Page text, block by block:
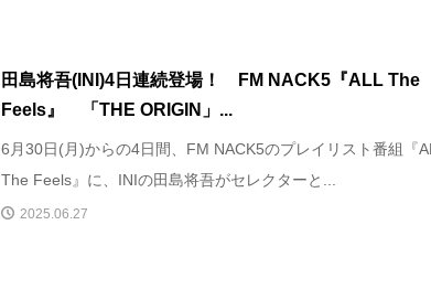
田島将吾(INI)4日連続登場！ FM NACK5『ALL The
Feels』 「THE ORIGIN」...
6月30日(月)からの4日間、FM NACK5のプレイリスト番組『
The Feels』に、INIの田島将吾がセレクターと...
2025.06.27